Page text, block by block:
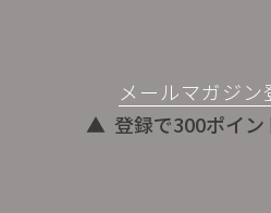
メールマガジン
登録で300ポイン